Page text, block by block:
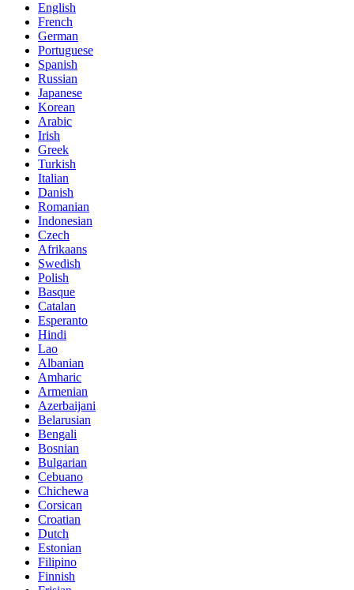
English
French
German
Portuguese
Spanish
Russian
Japanese
Korean
Arabic
Irish
Greek
Turkish
Italian
Danish
Romanian
Indonesian
Czech
Afrikaans
Swedish
Polish
Basque
Catalan
Esperanto
Hindi
Lao
Albanian
Amharic
Armenian
Azerbaijani
Belarusian
Bengali
Bosnian
Bulgarian
Cebuano
Chichewa
Corsican
Croatian
Dutch
Estonian
Filipino
Finnish